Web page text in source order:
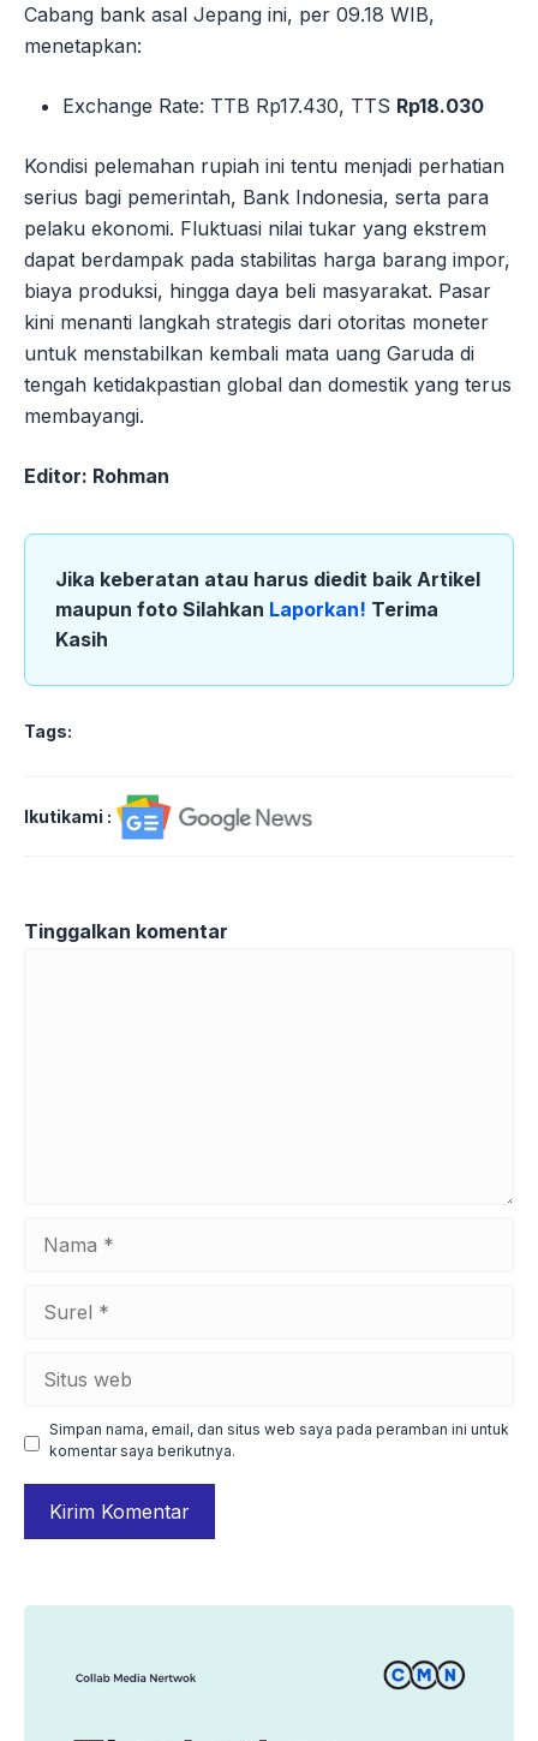
Cabang bank asal Jepang ini, per 09.18 WIB,
menetapkan:
Exchange Rate: TTB Rp17.430, TTS Rp18.030
Kondisi pelemahan rupiah ini tentu menjadi perhatian
serius bagi pemerintah, Bank Indonesia, serta para
pelaku ekonomi. Fluktuasi nilai tukar yang ekstrem
dapat berdampak pada stabilitas harga barang impor,
biaya produksi, hingga daya beli masyarakat. Pasar
kini menanti langkah strategis dari otoritas moneter
untuk menstabilkan kembali mata uang Garuda di
tengah ketidakpastian global dan domestik yang terus
membayangi.
Editor: Rohman
Jika keberatan atau harus diedit baik Artikel
maupun foto Silahkan Laporkan! Terima
Kasih
Tags:
Ikutikami :
Tinggalkan komentar
web
Simpan nama, email, dan situs web saya pada peramban ini untuk
komentar saya berikutnya.